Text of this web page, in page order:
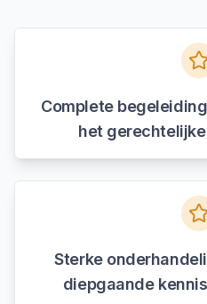
Complete
het
Sterke
diepgaande